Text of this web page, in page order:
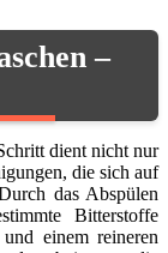
–
dient nicht nur
die sich auf
das Abspülen
Bitterstoffe
einem reineren